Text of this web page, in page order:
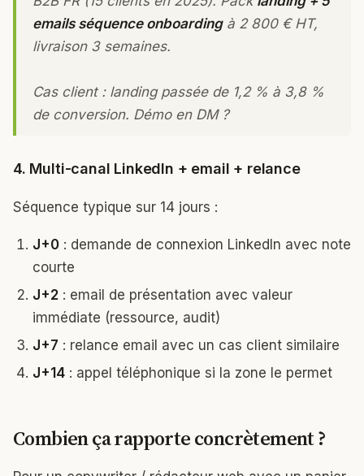
emails séquence onboardingà 2 800 € HT,
livraison 3 semaines.
Cas client : landing passée de 1,2 % à 3,8 %
de conversion. Démo en DM ?
4. Multi-canal LinkedIn + email + relance
Séquence typique sur 14 jours :
J+0 : demande de connexion LinkedIn avec note
courte
J+2 : email de présentation avec valeur
immédiate (ressource, audit)
J+7 : relance email avec un cas client similaire
J+14 : appel téléphonique si la zone le permet
Combien ça rapporte concrètement ?